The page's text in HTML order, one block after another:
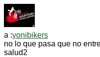
a :yonibikers
no lo que pasa que no
salud2